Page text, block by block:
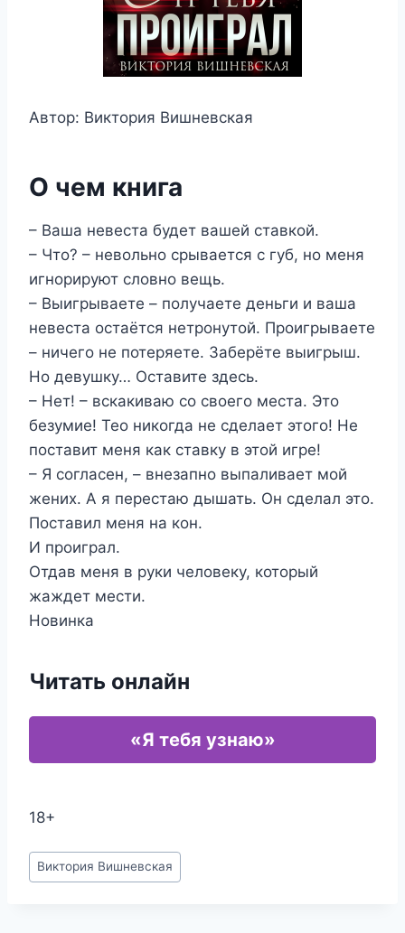
Автор: Виктория Вишневская
О чем книга
– Ваша невеста будет вашей ставкой.
– Что? – невольно срывается с губ, но меня
игнорируют словно вещь.
– Выигрываете – получаете деньги и ваша
невеста остаётся нетронутой. Проигрываете
– ничего не потеряете. Заберёте выигрыш.
Но девушку… Оставите здесь.
– Нет! – вскакиваю со своего места. Это
безумие! Тео никогда не сделает этого! Не
поставит меня как ставку в этой игре!
– Я согласен, – внезапно выпаливает мой
жених. А я перестаю дышать. Он сделал это.
Поставил меня на кон.
И проиграл.
Отдав меня в руки человеку, который
жаждет мести.
Новинка
Читать онлайн
«Я тебя узнаю»
18+
Метки
записи:
Виктория Вишневская